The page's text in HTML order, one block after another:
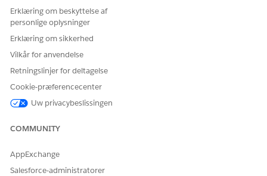
Felter fra objektet Udbydertilknytning understøttes.
Udover standardfelterne Konto og Relateret konto kan du
tilføje op til fem yderligere felter.
Et pluklistefelt med flere valg understøttes.
Tekstområdefelter understøttes ikke.
Feltsæt for udbydertilknytningsproduktfiltre
kun plukliste- og afkrydsningsfelter med et enkelt valg.
RELATED INFORMATION HTML
Salesforce Hjælp: Definer et feltsæt
Erklæring om beskyttelse af
personlige oplysninger
Erklæring om sikkerhed
Vilkår for anvendelse
Retningslinjer for deltagelse
Cookie-præferencecenter
Uw privacybeslissingen
COMMUNITY
AppExchange
Salesforce-administratorer